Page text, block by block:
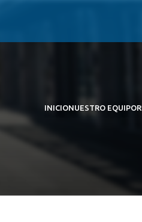
INICIONUESTRO EQUIPO